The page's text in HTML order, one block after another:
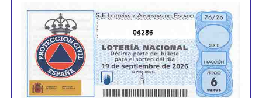
04286